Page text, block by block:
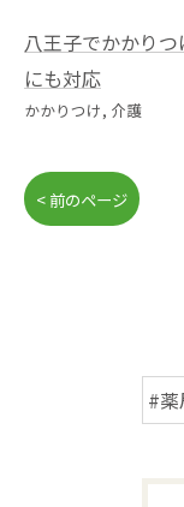
八王子でかかり
にも対応
かかりつけ 介護
< 前のページ
#薬